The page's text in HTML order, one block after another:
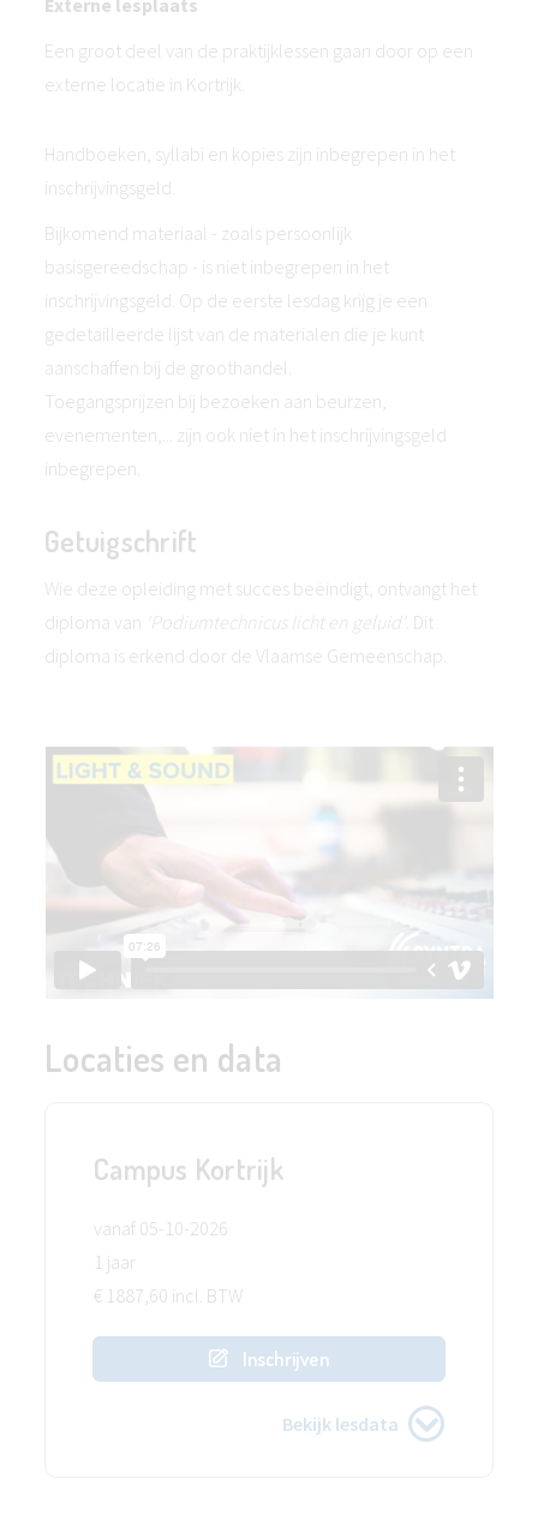
Externe lesplaats
Een groot deel van de praktijklessen gaan door op een
externe locatie in Kortrijk.
Handboeken, syllabi en kopies zijn inbegrepen in het
inschrijvingsgeld.
Bijkomend materiaal - zoals persoonlijk
basisgereedschap - is niet inbegrepen in het
inschrijvingsgeld. Op de eerste lesdag krijg je een
gedetailleerde lijst van de materialen die je kunt
aanschaffen bij de groothandel.
Toegangsprijzen bij bezoeken aan beurzen,
evenementen,... zijn ook niet in het inschrijvingsgeld
inbegrepen.
Getuigschrift
Wie deze opleiding met succes beëindigt, ontvangt het
diploma van 'Podiumtechnicus licht en geluid'. Dit
diploma is erkend door de Vlaamse Gemeenschap.
Locaties en data
Campus Kortrijk
vanaf 05-10-2026
1 jaar
€ 1887,60 incl. BTW
Inschrijven
Bekijk lesdata